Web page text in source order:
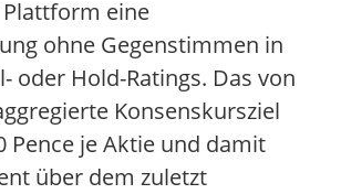
eine
ohne Gegenstimmen in
oder Hold-Ratings. Das von
Konsenskursziel
Pence je Aktie und damit
über dem zuletzt